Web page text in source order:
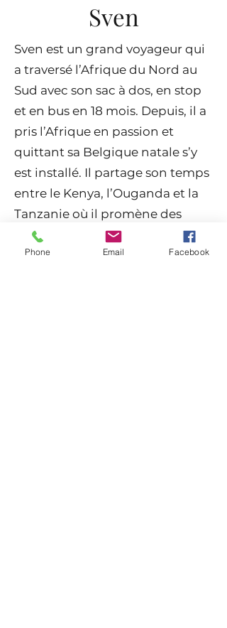
Sven
Sven est un grand voyageur qui
a traversé l’Afrique du Nord au
Sud avec son sac à dos, en stop
et en bus en 18 mois. Depuis, il a
pris l’Afrique en passion et
quittant sa Belgique natale s’y
est installé. Il partage son temps
entre le Kenya, l’Ouganda et la
Tanzanie où il promène des
groupes de touristes hollandais.
Il passe ses quelques vacances
Phone Email Facebook